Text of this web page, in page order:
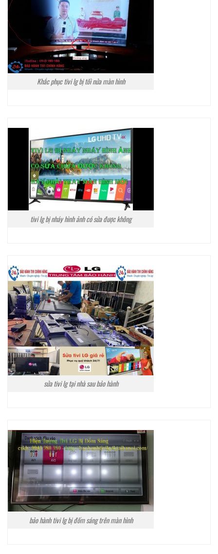
Khắc phục tivi lg bị tối nửa màn hình
tivi lg bị nháy hình ảnh có sửa được không
sửa tivi lg tại nhà sau bảo hành
bảo hành tivi lg bị đốm sáng trên màn hình